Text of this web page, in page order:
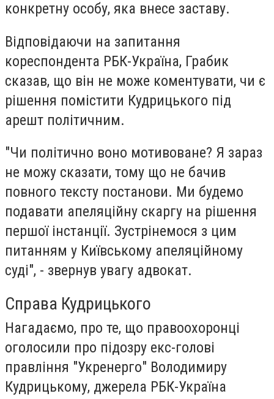
конкретну особу, яка внесе заставу.
Відповідаючи на запитання
кореспондента РБК-Україна, Грабик
сказав, що він не може коментувати, чи є
рішення помістити Кудрицького під
арешт політичним.
"Чи політично воно мотивоване? Я зараз
не можу сказати, тому що не бачив
повного тексту постанови. Ми будемо
подавати апеляційну скаргу на рішення
першої інстанції. Зустрінемося з цим
питанням у Київському апеляційному
суді", - звернув увагу адвокат.
Справа Кудрицького
Нагадаємо, про те, що правоохоронці
оголосили про підозру екс-голові
правління "Укренерго" Володимиру
Кудрицькому, джерела РБК-Україна